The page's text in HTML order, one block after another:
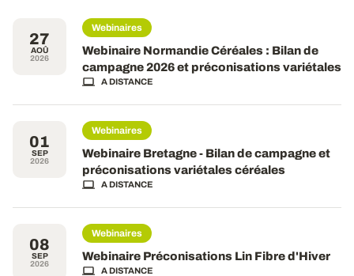
27
AOÛ
2026
Webinaires
Webinaire Normandie Céréales : Bilan de
campagne 2026 et préconisations variétales
A DISTANCE
01
SEP
2026
Webinaires
Webinaire Bretagne - Bilan de campagne et
préconisations variétales céréales
A DISTANCE
08
SEP
2026
Webinaires
Webinaire Préconisations Lin Fibre d'Hiver
A DISTANCE